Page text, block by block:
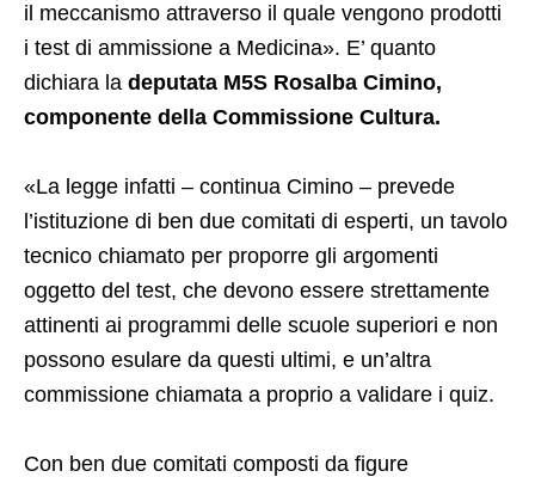
il meccanismo attraverso il quale vengono prodotti
i test di ammissione a Medicina». E’ quanto
dichiara la deputata M5S Rosalba Cimino,
componente della Commissione Cultura.
«La legge infatti – continua Cimino – prevede
l’istituzione di ben due comitati di esperti, un tavolo
tecnico chiamato per proporre gli argomenti
oggetto del test, che devono essere strettamente
attinenti ai programmi delle scuole superiori e non
possono esulare da questi ultimi, e un’altra
commissione chiamata a proprio a validare i quiz.
Con ben due comitati composti da figure